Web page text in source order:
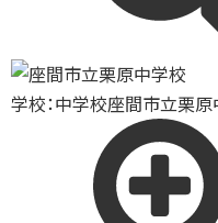
学校：中学校座間市立栗原